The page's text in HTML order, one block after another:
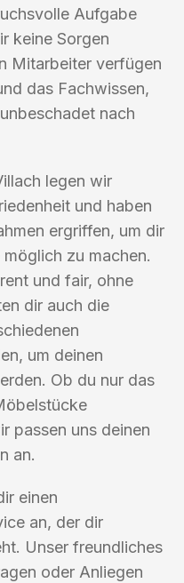
Aufgabe
keine Sorgen
Mitarbeiter verfügen
das Fachwissen,
nach
legen wir
und haben
ergriffen, um dir
zu machen.
und fair, ohne
dir auch die
um deinen
Ob du nur das
passen uns deinen
an.
einen
an, der dir
Unser freundliches
oder Anliegen